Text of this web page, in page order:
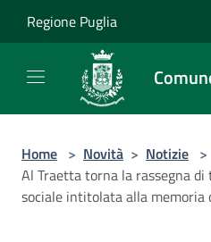
Regione Puglia
Home > Novità > Notizie >
Al Traetta torna la rassegna
sociale intitolata alla memoria